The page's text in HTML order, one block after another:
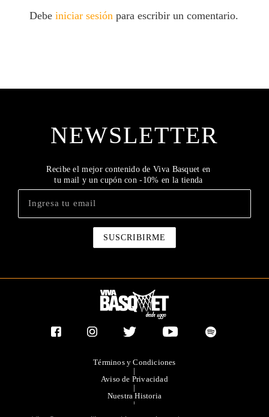
Debeiniciar sesiónpara escribir un comentario.
NEWSLETTER
Recibe el mejor contenido de Viva Basquet en
tu mail y un cupón con -10% en la tienda
Términos y Condiciones
|
Aviso de Privacidad
|
Nuestra Historia
|